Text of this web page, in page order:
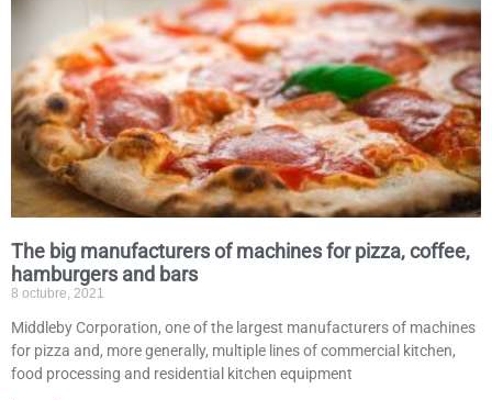
The big manufacturers of machines for pizza, coffee,
hamburgers and bars
8 octubre, 2021
Middleby Corporation, one of the largest manufacturers of machines
for pizza and, more generally, multiple lines of commercial kitchen,
food processing and residential kitchen equipment